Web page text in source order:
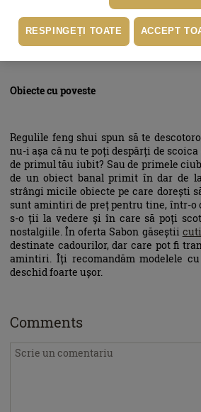
din miile de fotografii stocate pe hard,
viață pe hârtie foto și pe care să le
Obiecte cu poveste
Regulile feng shui spun să te
nu-i așa că nu te poți despărți de
de primul tău iubit? Sau de primele
de un obiect banal primit în dar de
strângi micile obiecte pe care dorești
sunt amintiri de preț pentru tine, într-o
s-o ții la vedere și în care să poți
nostalgiile. În oferta Sabon găseștii
destinate cadourilor, dar care pot fi
amintiri. Îți recomandăm modelele
deschid foarte ușor.
Comments
RESPINGEȚI TOATE ACCEPT